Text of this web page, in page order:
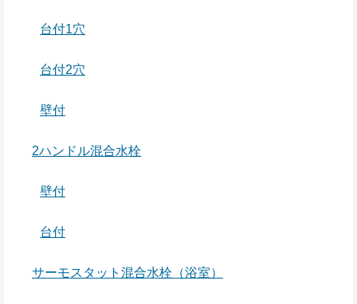
台付1穴
台付2穴
壁付
2ハンドル混合水栓
壁付
台付
サーモスタット混合水栓（浴室）